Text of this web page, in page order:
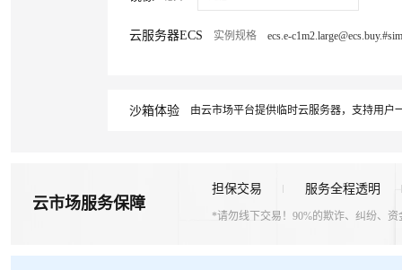
云服务器ECS 实例规格
沙箱体验 由云市场平台提供临时云服务器，支持用户
云市场服务保障
担保交易 服务全程透明
*请勿线下交易！90%的欺诈、纠纷、